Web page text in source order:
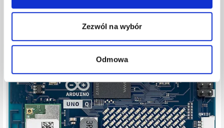
Zezwól na wybór
Odmowa